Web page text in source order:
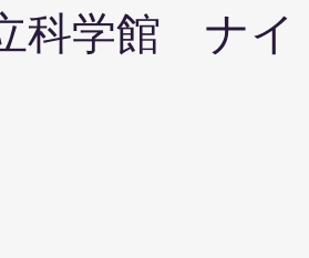
科学館 ナイ